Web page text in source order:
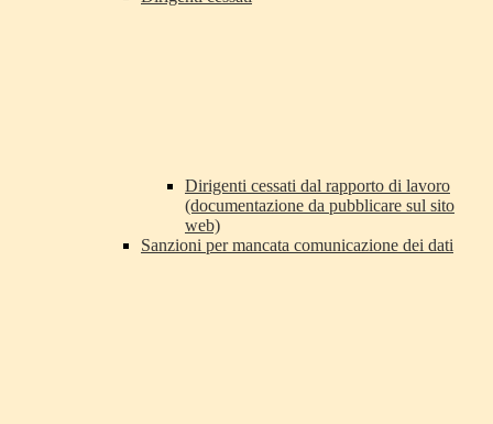
Dirigenti cessati dal rapporto di lavoro
(documentazione da pubblicare sul sito
web)
Sanzioni per mancata comunicazione dei dati